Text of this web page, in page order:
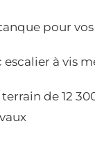
pour
escalier à vis
de 12